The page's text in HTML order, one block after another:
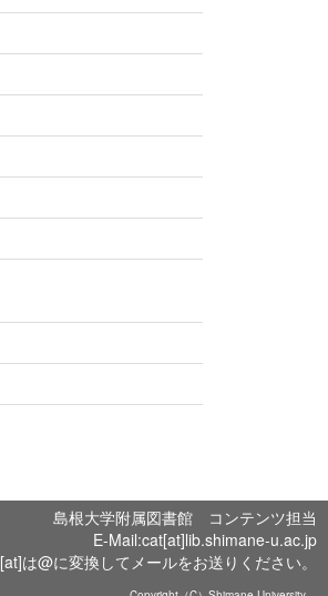
島根大学附属図書館 コンテンツ担当
E-Mail:cat[at]lib.shimane-u.ac.jp
[at]は@に変換してメールをお送りください。